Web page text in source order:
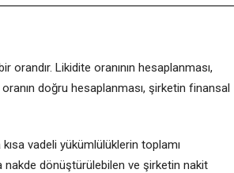
Likidite oranının hesaplanması,
oranın doğru hesaplanması, şirketin finansal
vadeli yükümlülüklerin toplamı
nakde dönüştürülebilen ve şirketin nakit